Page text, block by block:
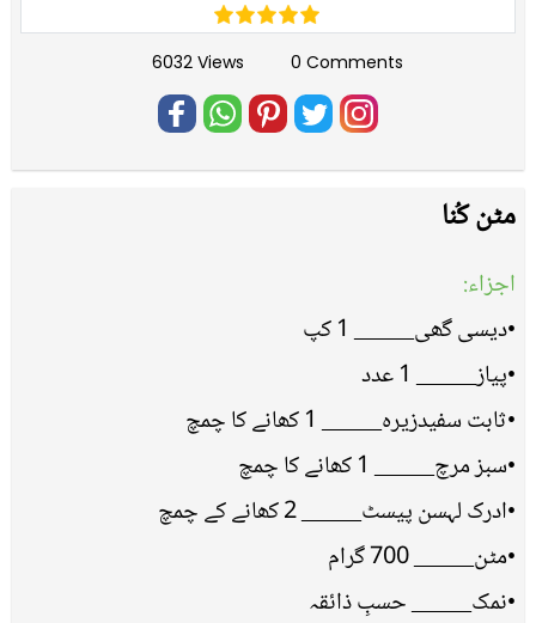
6032 Views 0 Comments
مٹن کُنا
اجزاء:
•دیسی گھی_____ 1 کپ
•پیاز_____ 1 عدد
•ثابت سفیدزیرہ_____ 1 کھانے کا چمچ
•سبز مرچ_____ 1 کھانے کا چمچ
•ادرک لہسن پیسٹ_____ 2 کھانے کے چمچ
•مٹن_____ 700 گرام
•نمک_____ حسبِ ذائقہ